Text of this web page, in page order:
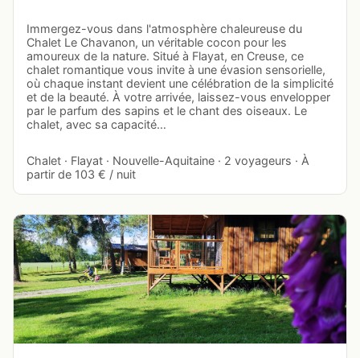
Immergez-vous dans l'atmosphère chaleureuse du
Chalet Le Chavanon, un véritable cocon pour les
amoureux de la nature. Situé à Flayat, en Creuse, ce
chalet romantique vous invite à une évasion sensorielle,
où chaque instant devient une célébration de la simplicité
et de la beauté. À votre arrivée, laissez-vous envelopper
par le parfum des sapins et le chant des oiseaux. Le
chalet, avec sa capacité…
Chalet · Flayat · Nouvelle-Aquitaine · 2 voyageurs · À
partir de 103 € / nuit